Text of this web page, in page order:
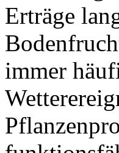
Erträge
immer